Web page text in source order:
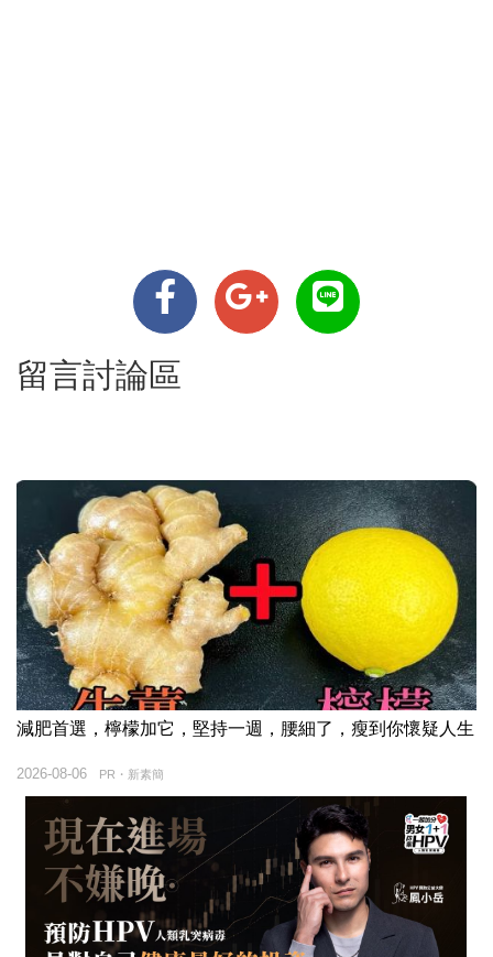
留言討論區
減肥首選，檸檬加它，堅持一週，腰細了，瘦到你懷疑人生
PR・新素簡
2026-08-06